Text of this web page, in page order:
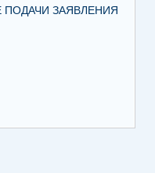
ЗАЯВЛЕНИЯ